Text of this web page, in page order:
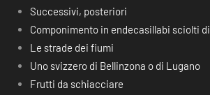
Successivi, posteriori
Componimento in endecasillabi sciolti
Le strade dei fiumi
Uno svizzero di Bellinzona o di Lugano
Frutti da schiacciare